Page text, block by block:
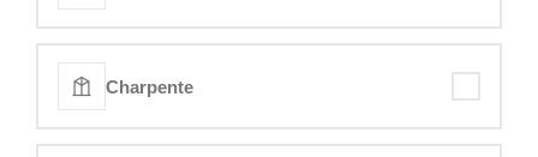
Charpente